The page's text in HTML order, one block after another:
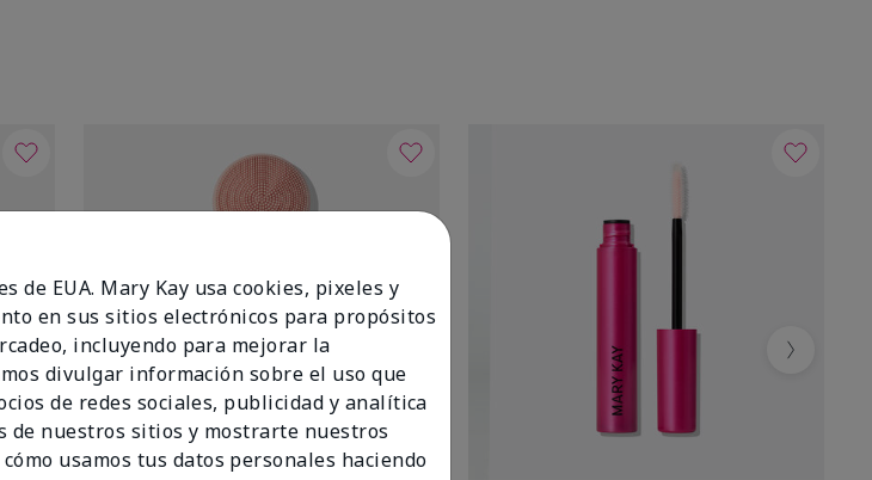
Next
de EUA. Mary Kay usa cookies, pixeles y
en sus sitios electrónicos para propósitos
incluyendo para mejorar la
divulgar información sobre el uso que
de redes sociales, publicidad y analítica
de nuestros sitios y mostrarte nuestros
usamos tus datos personales haciendo